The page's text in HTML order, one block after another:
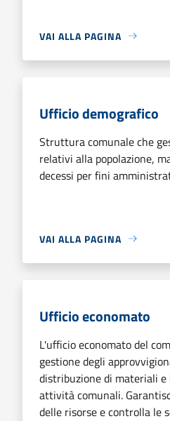
VAI ALLA PAGINA
Ufficio demografico
Struttura comunale che
relativi alla popolazione,
decessi per fini
VAI ALLA PAGINA
Ufficio economato
L'ufficio economato del
gestione degli
distribuzione di materiali e
attività comunali.
delle risorse e controlla le